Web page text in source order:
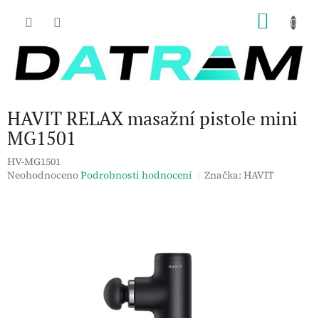
HAVIT RELAX masažní pistole mini
MG1501
HV-MG1501
Průměrné
NeohodnocenoPodrobnosti hodnocení Značka:HAVIT